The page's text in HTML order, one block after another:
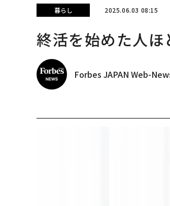
暮らし 2025.06.03 08:15
終活を始めた人
Forbes JAPAN Web-